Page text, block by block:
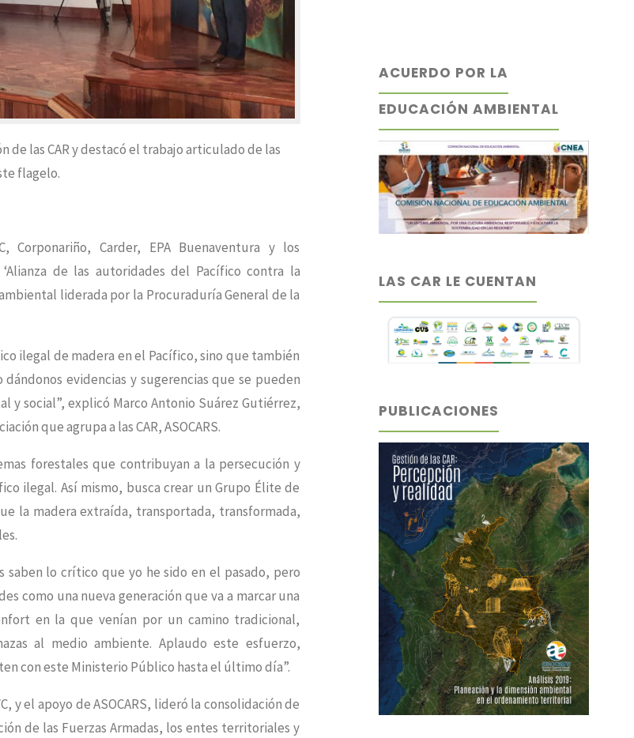
de las CAR y destacó el trabajo articulado de las
flagelo.
Corponariño, Carder, EPA Buenaventura y los
de las autoridades del Pacífico contra la
liderada por la Procuraduría General de la
ilegal de madera en el Pacífico, sino que también
evidencias y sugerencias que se pueden
social”, explicó Marco Antonio Suárez Gutiérrez,
que agrupa a las CAR, ASOCARS.
forestales que contribuyan a la persecución y
ilegal. Así mismo, busca crear un Grupo Élite de
la madera extraída, transportada, transformada,
saben lo crítico que yo he sido en el pasado, pero
como una nueva generación que va a marcar una
en la que venían por un camino tradicional,
al medio ambiente. Aplaudo este esfuerzo,
con este Ministerio Público hasta el último día”.
y el apoyo de ASOCARS, lideró la consolidación de
de las Fuerzas Armadas, los entes territoriales y
ACUERDO POR LA
EDUCACIÓN AMBIENTAL
LAS CAR LE CUENTAN
PUBLICACIONES